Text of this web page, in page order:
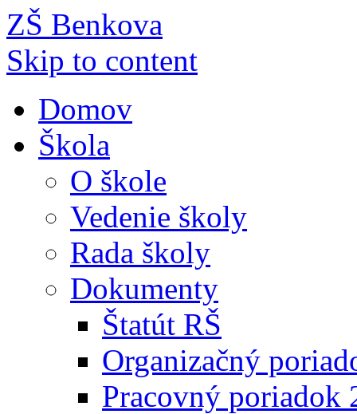
ZŠ Benkova
Skip to content
Domov
Škola
O škole
Vedenie školy
Rada školy
Dokumenty
Štatút RŠ
Organizačný
Pracovný poriadok